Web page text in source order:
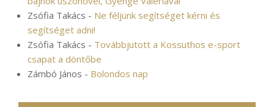
Zsófia Takács - Ne féljünk segítséget kérni és
segítséget adni!
Zsófia Takács - Továbbjutott a Kossuthos e-sport
csapat a döntőbe
Zámbó János - Bolondos nap